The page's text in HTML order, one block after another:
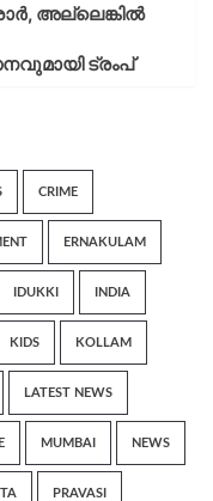
അല്ലെങ്കില്‍
ട്രംപ്
CRIME
ERNAKULAM
IDUKKI INDIA
KIDS KOLLAM
LATEST NEWS
MUMBAI NEWS
PRAVASI